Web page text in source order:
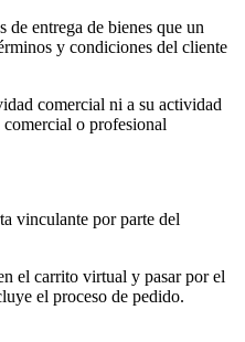
entrega de bienes que un
y condiciones del cliente
comercial ni a su actividad
o profesional
vinculante por parte del
el carrito virtual y pasar por el
el proceso de pedido.